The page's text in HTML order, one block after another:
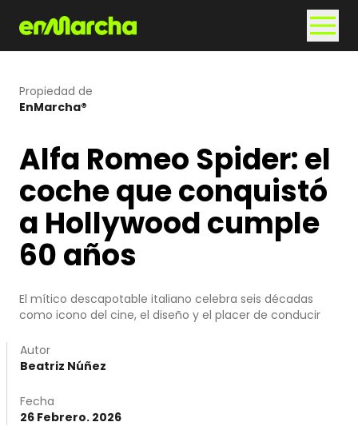
Propiedad de
EnMarcha®
Alfa Romeo Spider: el
coche que conquistó
a Hollywood cumple
60 años
El mítico descapotable italiano celebra seis décadas
como icono del cine, el diseño y el placer de conducir
Autor
Beatriz Núñez
Fecha
26 Febrero. 2026